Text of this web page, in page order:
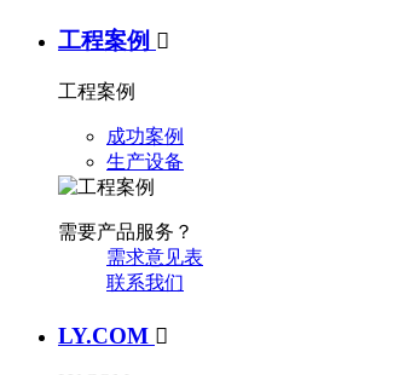
工程案例 
工程案例
成功案例
生产设备
需要产品服务？
需求意见表
联系我们
LY.COM 